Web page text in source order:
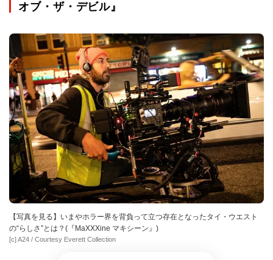
オブ・ザ・デビル』
【写真を見る】いまやホラー界を背負って立つ存在となったタイ・ウエスト
の“らしさ”とは？(『MaXXXine マキシーン』)
[c] A24 / Courtesy Everett Collection